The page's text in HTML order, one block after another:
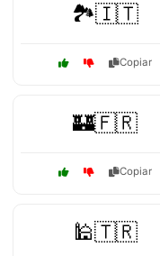
🏞️🇮🇹
Copiar
🏰🇫🇷
Copiar
🕌🇹🇷